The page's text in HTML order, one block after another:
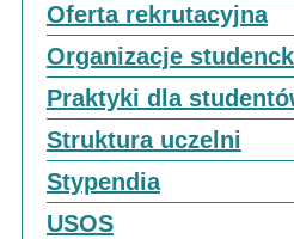
Oferta rekrutacyjna
Organizacje
Praktyki dla
Struktura uczelni
Stypendia
USOS